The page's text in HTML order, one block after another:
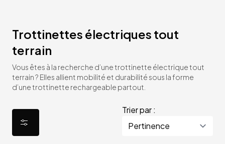
Trottinettes électriques tout
terrain
Vous êtes à la recherche d’une trottinette électrique tout
terrain ? Elles allient mobilité et durabilité sous la forme
d’une trottinette rechargeable partout.
Trier par :